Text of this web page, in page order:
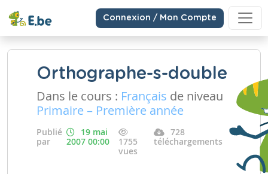
Connexion / Mon Compte
Orthographe-s-double
Dans le cours : Français de niveau
Primaire – Première année
Publié
par
19 mai
2007 00:00
1755
vues
728
téléchargements